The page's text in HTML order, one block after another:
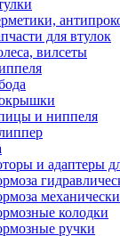
для втулок
вилсеты
и ниппеля
и адаптеры
колодки
ручки